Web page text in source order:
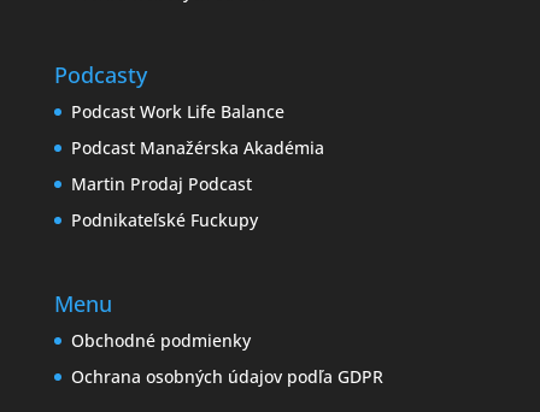
Podcasty
Podcast Work Life Balance
Podcast Manažérska Akadémia
Martin Prodaj Podcast
Podnikateľské Fuckupy
Menu
Obchodné podmienky
Ochrana osobných údajov podľa GDPR